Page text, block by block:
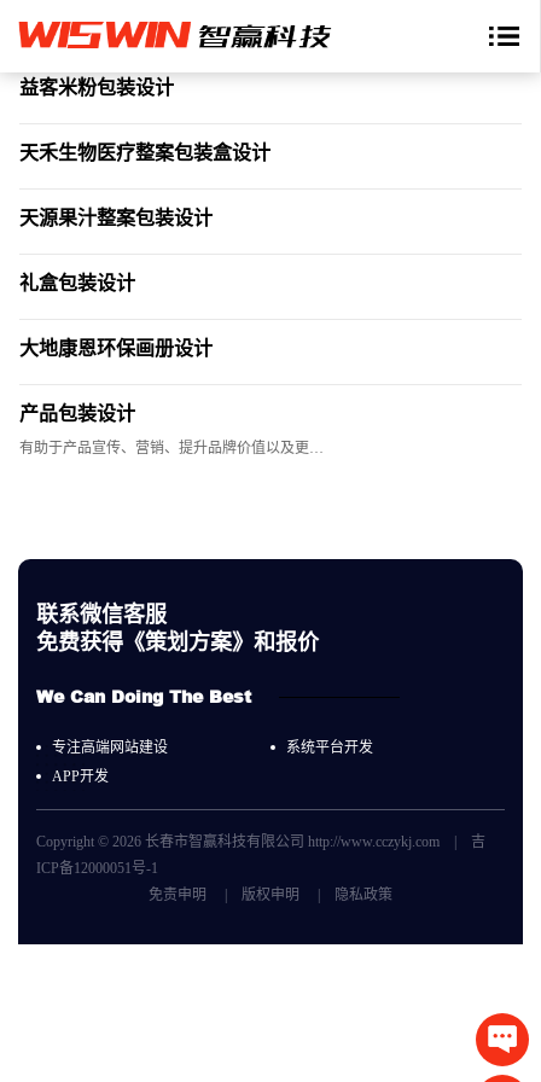
益客米粉包装设计
天禾生物医疗整案包装盒设计
天源果汁整案包装设计
礼盒包装设计
大地康恩环保画册设计
产品包装设计
有助于产品宣传、营销、提升品牌价值以及更…
联系微信客服
免费获得《策划方案》和报价
We Can Doing The Best
专注高端网站建设
系统平台开发
APP开发
Copyright © 2026 长春市智赢科技有限公司 http://www.cczykj.com | 吉
ICP备12000051号-1
免责申明
版权申明 隐私政策